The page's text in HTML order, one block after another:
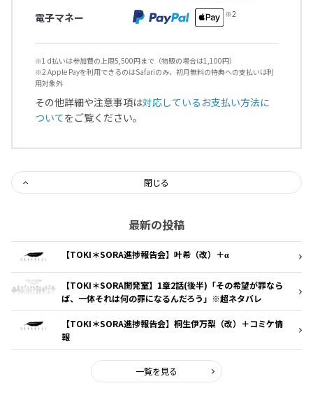
電子マネー
※1 d払いは参加費の上限5,500円まで（物販の場合は1,100円）
※2 Apple Payを利用できるのはSafariのみ、初月無料の特典への支払いは利
用対象外
その他詳細や注意事項は対応しているお支払い方法に
ついてをご覧ください。
閉じる
最新の投稿
【TOKI＊SORA進捗報告会】叶希（改）＋α
【TOKI＊SORA開発室】1章2話(後半)「その希望が罪なら
ば、一体それは何の罪になるんだろう」※超ネタバレ
【TOKI＊SORA進捗報告会】桐生伊万梨（改）＋コミケ情
報
一覧を見る